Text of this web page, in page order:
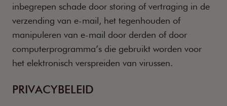
inbegrepen schade door storing of vertraging in de
verzending van e-mail, het tegenhouden of
manipuleren van e-mail door derden of door
computerprogramma’s die gebruikt worden voor
het elektronisch verspreiden van virussen.
PRIVACYBELEID